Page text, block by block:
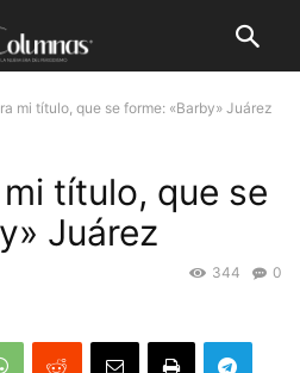
mi título, que se forme: «Barby» Juárez
título, que se
Juárez
0
344